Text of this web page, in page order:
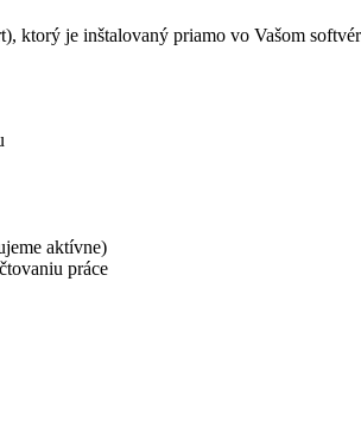
ktorý je inštalovaný priamo vo Vašom
aktívne)
práce